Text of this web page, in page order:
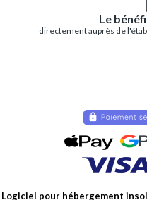
Le
directement auprès de
Logiciel pour hébergement